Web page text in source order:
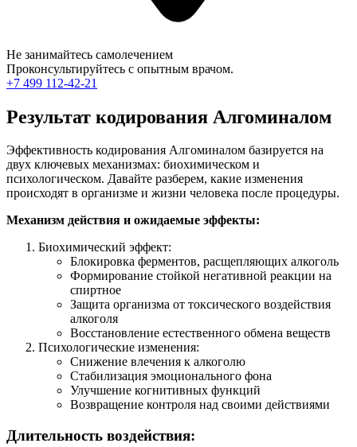
Не занимайтесь самолечением
Проконсультируйтесь с опытным врачом.
+7 499 112-42-21
Результат кодирования Алгоминалом
Эффективность кодирования Алгоминалом базируется на
двух ключевых механизмах: биохимическом и
психологическом. Давайте разберем, какие изменения
происходят в организме и жизни человека после процедуры.
Механизм действия и ожидаемые эффекты:
Биохимический эффект:
Блокировка ферментов, расщепляющих алкоголь
Формирование стойкой негативной реакции на
спиртное
Защита организма от токсического воздействия
алкоголя
Восстановление естественного обмена веществ
Психологические изменения:
Снижение влечения к алкоголю
Стабилизация эмоционального фона
Улучшение когнитивных функций
Возвращение контроля над своими действиями
Длительность воздействия: